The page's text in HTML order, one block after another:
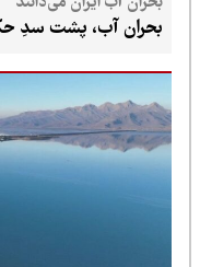
بحران آب، پشت سدِ